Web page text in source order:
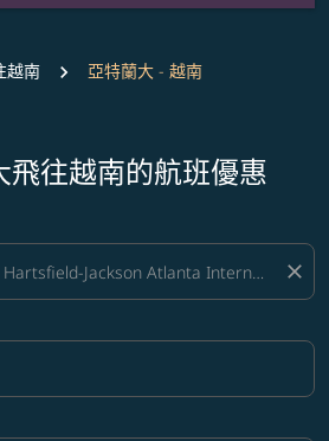
越南 亞特蘭大 - 越南
飛往越南的航班優惠
close